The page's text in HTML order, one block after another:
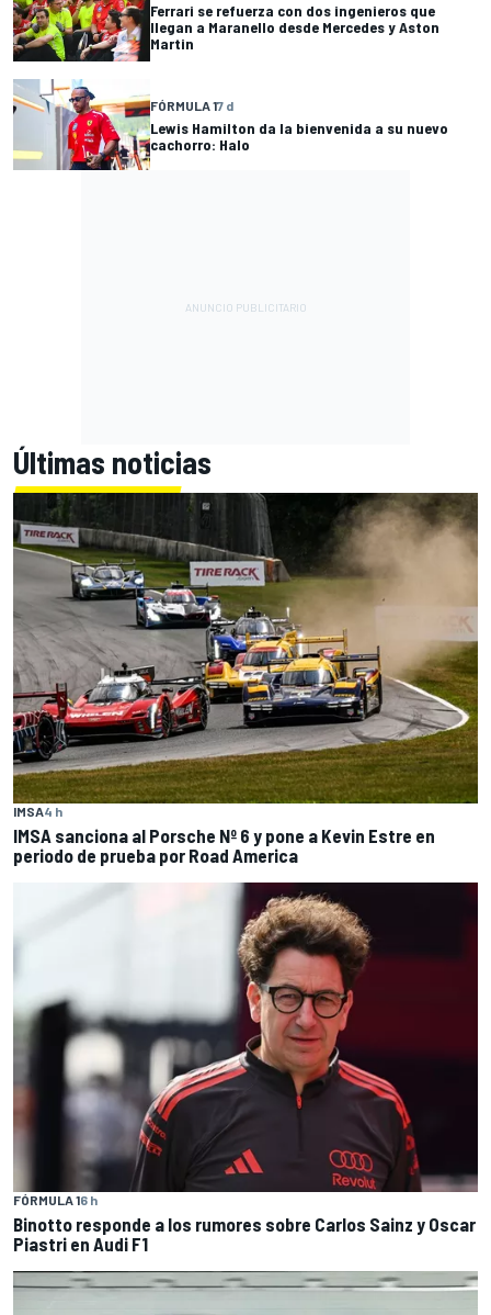
Ferrari se refuerza con dos ingenieros que
llegan a Maranello desde Mercedes y Aston
Martin
FÓRMULA 17 d
Lewis Hamilton da la bienvenida a su nuevo
cachorro: Halo
Últimas noticias
IMSA4 h
IMSA sanciona al Porsche Nº 6 y pone a Kevin Estre en
periodo de prueba por Road America
FÓRMULA 16 h
Binotto responde a los rumores sobre Carlos Sainz y Oscar
Piastri en Audi F1